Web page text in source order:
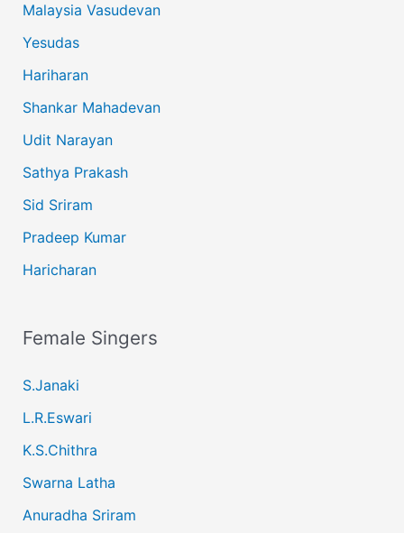
Malaysia Vasudevan
Yesudas
Hariharan
Shankar Mahadevan
Udit Narayan
Sathya Prakash
Sid Sriram
Pradeep Kumar
Haricharan
Female Singers
S.Janaki
L.R.Eswari
K.S.Chithra
Swarna Latha
Anuradha Sriram